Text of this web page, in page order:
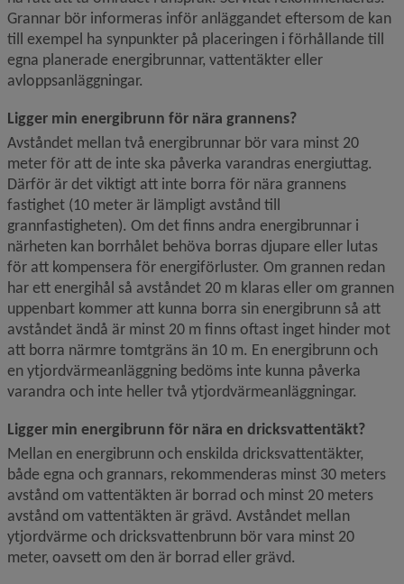
Grannar bör informeras inför anläggandet eftersom de kan
till exempel ha synpunkter på placeringen i förhållande till
egna planerade energibrunnar, vattentäkter eller
avloppsanläggningar.
Ligger min energibrunn för nära grannens?
Avståndet mellan två energibrunnar bör vara minst 20
meter för att de inte ska påverka varandras energiuttag.
Därför är det viktigt att inte borra för nära grannens
fastighet (10 meter är lämpligt avstånd till
grannfastigheten). Om det finns andra energibrunnar i
närheten kan borrhålet behöva borras djupare eller lutas
för att kompensera för energiförluster. Om grannen redan
har ett energihål så avståndet 20 m klaras eller om grannen
uppenbart kommer att kunna borra sin energibrunn så att
avståndet ändå är minst 20 m finns oftast inget hinder mot
att borra närmre tomtgräns än 10 m. En energibrunn och
en ytjordvärmeanläggning bedöms inte kunna påverka
varandra och inte heller två ytjordvärme­anläggningar.
Ligger min energibrunn för nära en dricksvattentäkt?
Mellan en energibrunn och enskilda dricksvattentäkter,
både egna och grannars, rekommenderas minst 30 meters
avstånd om vattentäkten är borrad och minst 20 meters
avstånd om vattentäkten är grävd. Avståndet mellan
ytjord­värme och dricksvattenbrunn bör vara minst 20
meter, oavsett om den är borrad eller grävd.